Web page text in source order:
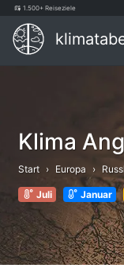
1.500+ Reiseziele
Klima
Start Europa
Juli Januar